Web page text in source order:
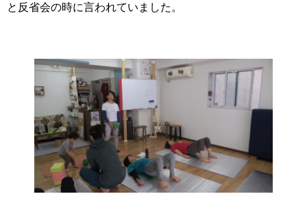
と反省会の時に言われていました。